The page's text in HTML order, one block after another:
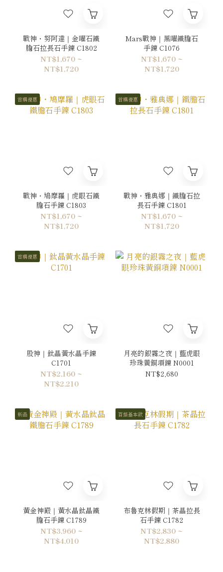
戰神・努阿達｜金曜石鐵
膽石拉長石手鍊 C1802
NT$1,670 ~
NT$1,720
Mars戰神｜黑曜鐵膽石
手鍊 C1076
NT$1,670 ~
NT$1,720
首購優惠
戰神・鳩摩羅｜虎眼石鐵
膽石手鍊 C1803
NT$1,670 ~
NT$1,720
首購優惠
戰神・雅典娜｜鐵膽石拉
長石手鍊 C1801
NT$1,670 ~
NT$1,720
首購優惠
股神｜鈦晶黃水晶手鍊
C1701
NT$2,160 ~
NT$2,210
月亮的銀霧之夜｜藍虎眼
珍珠黃銅項鍊 N0001
NT$2,680
新品
黃金神殿｜黃水晶鈦晶鐵
膽石手鍊 C1789
NT$3,960 ~
NT$4,010
百搭基本款
布魯克林假期｜茶晶拉長
石手鍊 C1782
NT$2,830 ~
NT$2,880